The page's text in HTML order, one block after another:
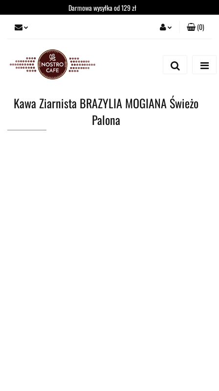
Darmowa wysyłka od 129 zł
Zarejestruj się
(0)
Kawa Ziarnista BRAZYLIA MOGIANA Świeżo
Palona